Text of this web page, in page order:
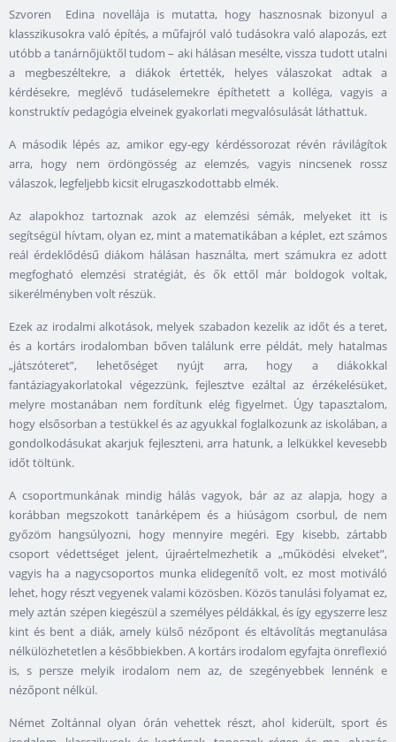
Szvoren Edina novellája is mutatta, hogy hasznosnak bizonyul a
klasszikusokra való építés, a műfajról való tudásokra való alapozás, ezt
utóbb a tanárnőjüktől tudom – aki hálásan mesélte, vissza tudott utalni
a megbeszéltekre, a diákok értették, helyes válaszokat adtak a
kérdésekre, meglévő tudáselemekre építhetett a kolléga, vagyis a
konstruktív pedagógia elveinek gyakorlati megvalósulását láthattuk.
A második lépés az, amikor egy-egy kérdéssorozat révén rávilágítok
arra, hogy nem ördöngösség az elemzés, vagyis nincsenek rossz
válaszok, legfeljebb kicsit elrugaszkodottabb elmék.
Az alapokhoz tartoznak azok az elemzési sémák, melyeket itt is
segítségül hívtam, olyan ez, mint a matematikában a képlet, ezt számos
reál érdeklődésű diákom hálásan használta, mert számukra ez adott
megfogható elemzési stratégiát, és ők ettől már boldogok voltak,
sikerélményben volt részük.
Ezek az irodalmi alkotások, melyek szabadon kezelik az időt és a teret,
és a kortárs irodalomban bőven találunk erre példát, mely hatalmas
„játszóteret”, lehetőséget nyújt arra, hogy a diákokkal
fantáziagyakorlatokal végezzünk, fejlesztve ezáltal az érzékelésüket,
melyre mostanában nem fordítunk elég figyelmet. Úgy tapasztalom,
hogy elsősorban a testükkel és az agyukkal foglalkozunk az iskolában, a
gondolkodásukat akarjuk fejleszteni, arra hatunk, a lelkükkel kevesebb
időt töltünk.
A csoportmunkának mindig hálás vagyok, bár az az alapja, hogy a
korábban megszokott tanárképem és a hiúságom csorbul, de nem
győzöm hangsúlyozni, hogy mennyire megéri. Egy kisebb, zártabb
csoport védettséget jelent, újraértelmezhetik a „működési elveket”,
vagyis ha a nagycsoportos munka elidegenítő volt, ez most motiváló
lehet, hogy részt vegyenek valami közösben. Közös tanulási folyamat ez,
mely aztán szépen kiegészül a személyes példákkal, és így egyszerre lesz
kint és bent a diák, amely külső nézőpont és eltávolítás megtanulása
nélkülözhetetlen a későbbiekben. A kortárs irodalom egyfajta önreflexió
is, s persze melyik irodalom nem az, de szegényebbek lennénk e
nézőpont nélkül.
Német Zoltánnal olyan órán vehettek részt, ahol kiderült, sport és